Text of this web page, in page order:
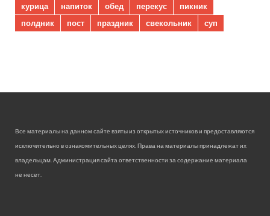
курица
напиток обед перекус
пикник
полдник
пост праздник свекольник суп
Все материалы на данном сайте взяты из открытых источников и предоставляются
исключительно в ознакомительных целях. Права на материалы принадлежат их
владельцам. Администрация сайта ответственности за содержание материала
не несет.